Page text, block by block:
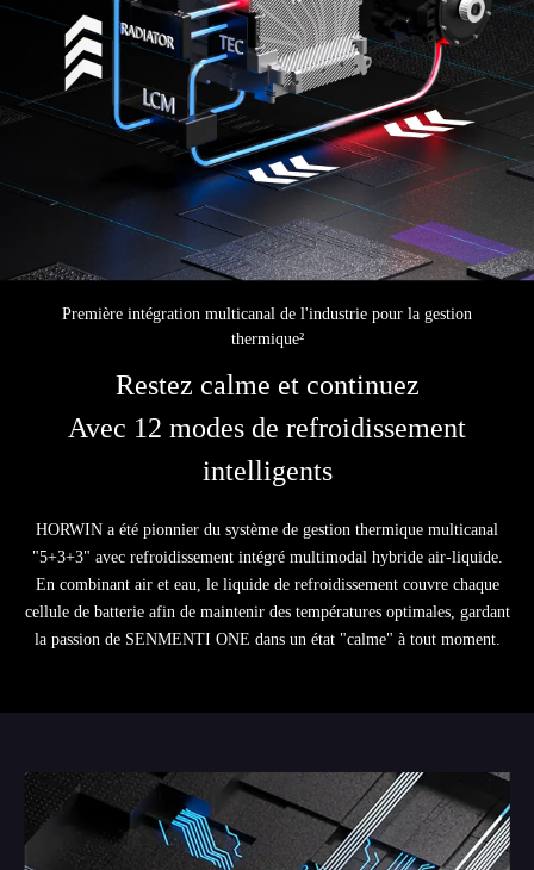
Première intégration multicanal de l'industrie pour la gestion
thermique²
Restez calme et continuez
Avec 12 modes de refroidissement
intelligents
HORWIN a été pionnier du système de gestion thermique multicanal
"5+3+3" avec refroidissement intégré multimodal hybride air-liquide.
En combinant air et eau, le liquide de refroidissement couvre chaque
cellule de batterie afin de maintenir des températures optimales, gardant
la passion de SENMENTI ONE dans un état "calme" à tout moment.